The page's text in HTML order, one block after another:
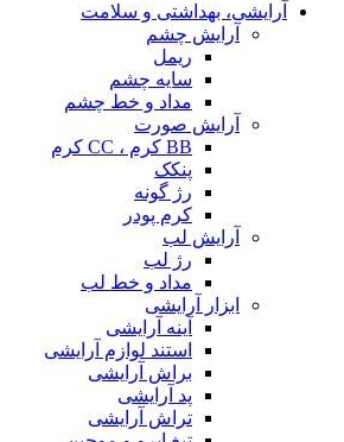
آرایشی، بهداشتی و سلامت
آرایش چشم
ریمل
سایه چشم
مداد و خط چشم
آرایش صورت
BB کرم ، CC کرم
پنکک
رژ گونه
کرم پودر
آرایش لب
رژ لب
مداد و خط لب
ابزار آرایشی
آینه آرایشی
استند لوازم آرایشی
براش آرایشی
پد آرایشی
تراش آرایشی